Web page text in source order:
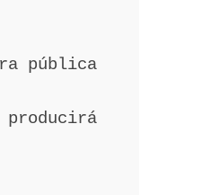
pública